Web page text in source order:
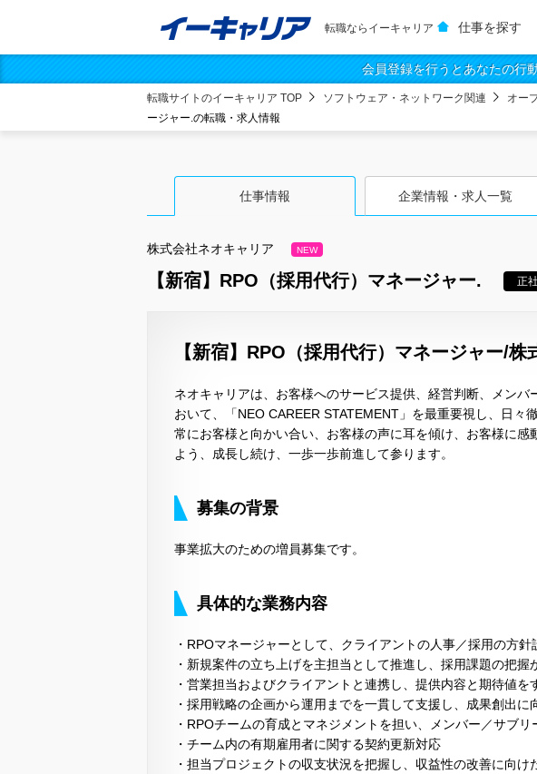
転職ならイーキャリア 仕事を探す
会員登録を行うとあなたの行
転職サイトのイーキャリア TOP ソフトウェア・ネットワーク関連 オー
ージャー.の転職・求人情報
仕事情報 企業情報・求人一覧
株式会社ネオキャリア NEW
【新宿】RPO（採用代行）マネージャー. 正
【新宿】RPO（採用代行）マネージャー/
ネオキャリアは、お客様へのサービス提供、経営判断、メンバ
おいて、「NEO CAREER STATEMENT」を最重要視し、日々
常にお客様と向かい合い、お客様の声に耳を傾け、お客様に感
よう、成長し続け、一歩一歩前進して参ります。
募集の背景
事業拡大のための増員募集です。
具体的な業務内容
・RPOマネージャーとして、クライアントの人事／採用の方
・新規案件の立ち上げを主担当として推進し、採用課題の把握
・営業担当およびクライアントと連携し、提供内容と期待値を
・採用戦略の企画から運用までを一貫して支援し、成果創出に
・RPOチームの育成とマネジメントを担い、メンバー／サブ
・チーム内の有期雇用者に関する契約更新対応
・担当プロジェクトの収支状況を把握し、収益性の改善に向け